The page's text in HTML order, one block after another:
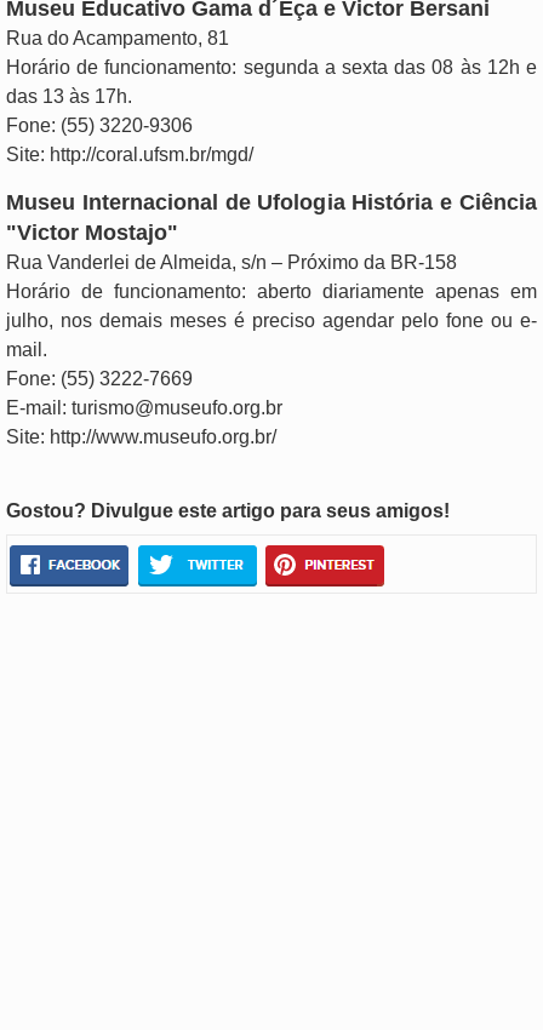
Museu Educativo Gama d´Eça e Victor Bersani
Rua do Acampamento, 81
Horário de funcionamento: segunda a sexta das 08 às 12h e
das 13 às 17h.
Fone: (55) 3220-9306
Site: http://coral.ufsm.br/mgd/
Museu Internacional de Ufologia História e Ciência
"Victor Mostajo"
Rua Vanderlei de Almeida, s/n – Próximo da BR-158
Horário de funcionamento: aberto diariamente apenas em
julho, nos demais meses é preciso agendar pelo fone ou e-
mail.
Fone: (55) 3222-7669
E-mail: turismo@museufo.org.br
Site: http://www.museufo.org.br/
Gostou? Divulgue este artigo para seus amigos!